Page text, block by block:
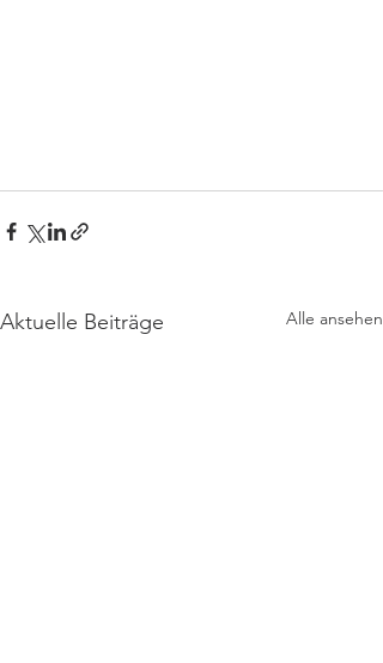
Aktuelle Beiträge Alle ansehen